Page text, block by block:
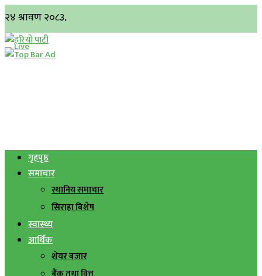
गृहपृष्ठ
समाचार
स्थानिय समाचार
सिराहा बिशेष
स्वास्थ्य
आर्थिक
शेयर बजार